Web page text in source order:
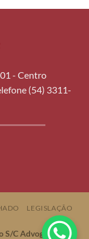
- Centro
(54) 3311-
LEGISLAÇÃO
S/C Advogados